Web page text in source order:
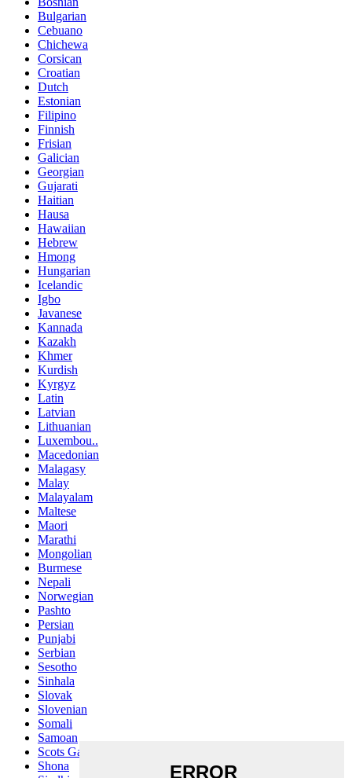
Bulgarian
Cebuano
Chichewa
Corsican
Croatian
Dutch
Estonian
Filipino
Finnish
Frisian
Galician
Georgian
Gujarati
Haitian
Hausa
Hawaiian
Hebrew
Hmong
Hungarian
Icelandic
Igbo
Javanese
Kannada
Kazakh
Khmer
Kurdish
Kyrgyz
Latin
Latvian
Lithuanian
Luxembou..
Macedonian
Malagasy
Malay
Malayalam
Maltese
Maori
Marathi
Mongolian
Burmese
Nepali
Norwegian
Pashto
Persian
Punjabi
Serbian
Sesotho
Sinhala
Slovak
Slovenian
Somali
Samoan
Scots Gaelic
Shona